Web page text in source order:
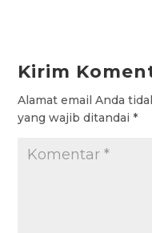
o
o
A
p
e
r
Kirim
Alamat email Anda
yang wajib ditandai*